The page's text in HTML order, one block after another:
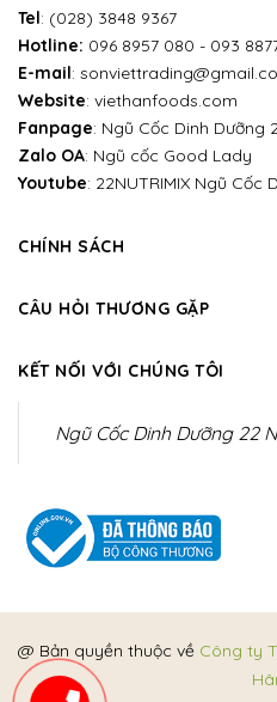
Tel: (028) 3848 9367
Hotline: 096 8957 080 - 093
E-mail:
Website: viethanfoods.com
Fanpage: Ngũ Cốc Dinh Dưỡng
Zalo OA: Ngũ cốc Good Lady
Youtube: 22NUTRIMIX Ngũ Cốc
CHÍNH SÁCH
CÂU HỎI THƯƠNG GẶP
KẾT NỐI VỚI CHÚNG TÔI
Ngũ Cốc Dinh Dưỡng 22
@ Bản quyền thuộc về Công ty